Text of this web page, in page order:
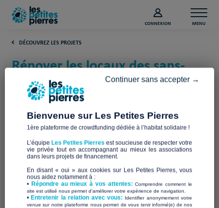
CONNEXION MENU
DÉCOUVREZ LES PROJETS
Rénover les locaux des sans-
abris de Solidarité Jean Merlin
(Paris)
Solidarité Jean Merlin
Bienvenue sur Les Petites Pierres
1ère plateforme de crowdfunding dédiée à l’habitat solidaire !
L’équipe Les Petites Pierres est soucieuse de respecter votre
vie privée tout en accompagnant au mieux les associations
dans leurs projets de financement.
En disant « oui » aux cookies sur Les Petites Pierres, vous
nous aidez notamment à :
• Répondre au mieux à vos attentes:Comprendre comment le
site est utilisé nous permet d'améliorer votre expérience de navigation.
•Entretenir la relation avec vous: Identifier anonymement votre
venue sur notre plateforme nous permet de vous tenir informé(e) de nos
Continuer sans accepter →